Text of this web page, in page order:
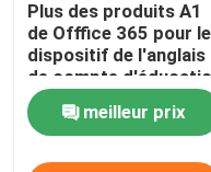
Plus des produits A1
de Offfice 365 pour le
dispositif de l'anglais
de compte
meilleur prix